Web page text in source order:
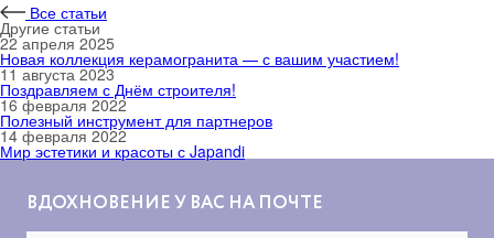
Все статьи
Другие статьи
22 апреля 2025
Новая коллекция керамогранита — с вашим участием!
11 августа 2023
Поздравляем с Днём строителя!
16 февраля 2022
Полезный инструмент для партнеров
14 февраля 2022
Мир эстетики и красоты с Japandi
ВДОХНОВЕНИЕ У ВАС НА ПОЧТЕ